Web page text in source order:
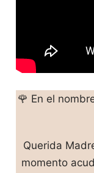
🌹 En el
Querida
momento